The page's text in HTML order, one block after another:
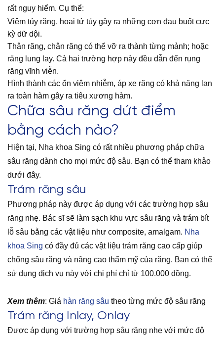
rất nguy hiểm. Cụ thể:
Viêm tủy răng, hoại tử tủy gây ra những cơn đau buốt cực
kỳ dữ dội.
Thân răng, chân răng có thể vỡ ra thành từng mảnh; hoặc
răng lung lay. Cả hai trường hợp này đều dẫn đến rụng
răng vĩnh viễn.
Hình thành các ổn viêm nhiễm, áp xe răng có khả năng lan
ra toàn hàm gây ra tiêu xương hàm.
Chữa sâu răng dứt điểm
bằng cách nào?
Hiện tại, Nha khoa Sing có rất nhiều phương pháp chữa
sâu răng dành cho mọi mức độ sâu. Bạn có thể tham khảo
dưới đây.
Trám răng sâu
Phương pháp này được áp dụng với các trường hợp sâu
răng nhẹ. Bác sĩ sẽ làm sạch khu vực sâu răng và trám bít
lỗ sâu bằng các vật liệu như composite, amalgam. Nha
khoa Sing có đầy đủ các vật liệu trám răng cao cấp giúp
chống sâu răng và nâng cao thẩm mỹ của răng. Bạn có thể
sử dụng dịch vụ này với chi phí chỉ từ 100.000 đồng.
Xem thêm: Giá hàn răng sâu theo từng mức độ sâu răng
Trám răng Inlay, Onlay
Được áp dụng với trường hợp sâu răng nhẹ với mức độ